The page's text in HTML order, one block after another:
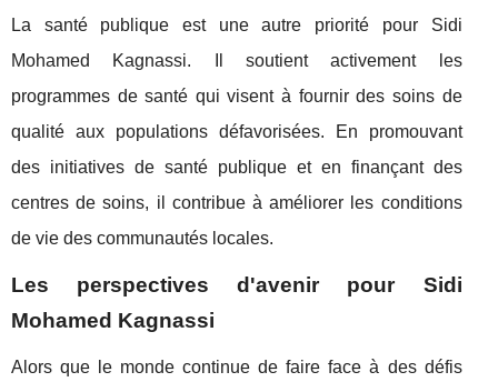
La santé publique est une autre priorité pour Sidi
Mohamed Kagnassi. Il soutient activement les
programmes de santé qui visent à fournir des soins de
qualité aux populations défavorisées. En promouvant
des initiatives de santé publique et en finançant des
centres de soins, il contribue à améliorer les conditions
de vie des communautés locales.
Les perspectives d'avenir pour Sidi
Mohamed Kagnassi
Alors que le monde continue de faire face à des défis